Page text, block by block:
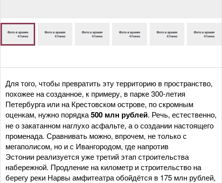
Для того, чтобы превратить эту территорию в пространство,
похожее на созданное, к примеру, в парке 300-летия
Петербурга или на Крестовском острове, по скромным
оценкам, нужно порядка500 млн рублей. Речь, естественно,
не о закатанном наглухо асфальте, а о создании настоящего
променада. Сравнивать можно, впрочем, не только с
мегаполисом, но и с Ивангородом, где напротив
Эстонии реализуется уже третий этап строительства
набережной. Продление на километр и строительство на
берегу реки Нарвы амфитеатра обойдётся в 175 млн рублей,